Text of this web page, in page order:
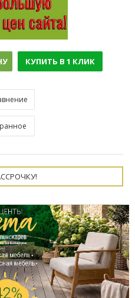
КУПИТЬ В 1 КЛИК